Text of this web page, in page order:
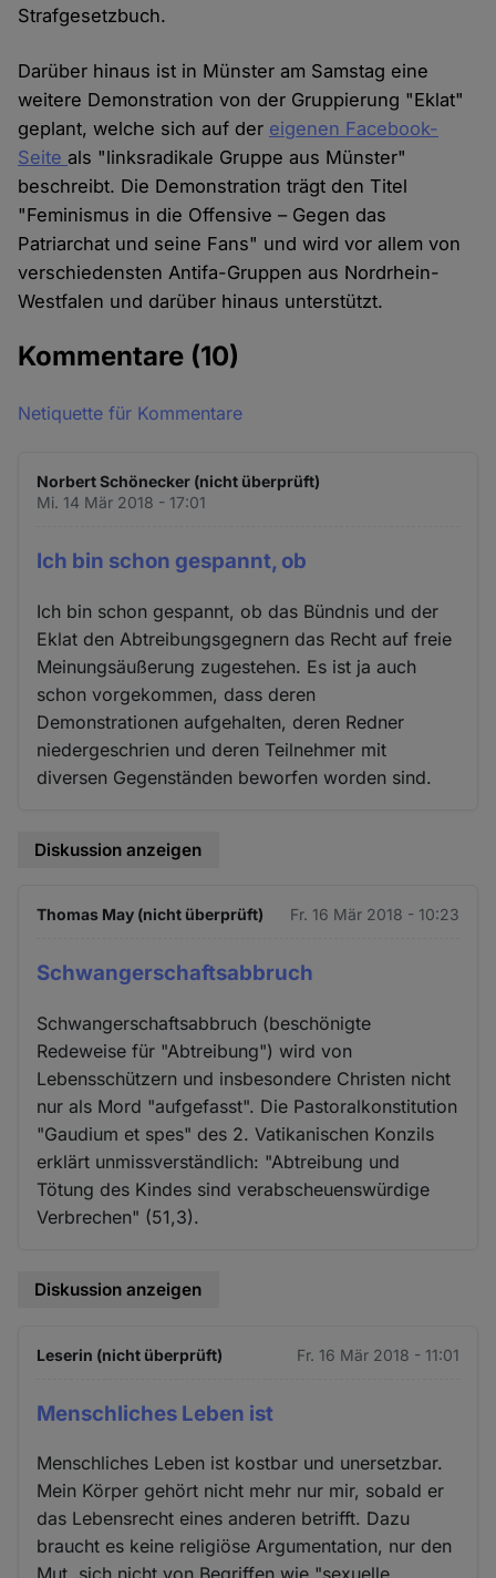
Strafgesetzbuch.
Darüber hinaus ist in Münster am Samstag eine
weitere Demonstration von der Gruppierung "Eklat"
geplant, welche sich auf der eigenen Facebook-
Seiteals "linksradikale Gruppe aus Münster"
beschreibt. Die Demonstration trägt den Titel
"Feminismus in die Offensive – Gegen das
Patriarchat und seine Fans" und wird vor allem von
verschiedensten Antifa-Gruppen aus Nordrhein-
Westfalen und darüber hinaus unterstützt.
Kommentare (10)
Netiquette für Kommentare
Norbert Schönecker (nicht überprüft)
Mi. 14 Mär 2018 - 17:01
Ich bin schon gespannt, ob
Ich bin schon gespannt, ob das Bündnis und der
Eklat den Abtreibungsgegnern das Recht auf freie
Meinungsäußerung zugestehen. Es ist ja auch
schon vorgekommen, dass deren
Demonstrationen aufgehalten, deren Redner
niedergeschrien und deren Teilnehmer mit
diversen Gegenständen beworfen worden sind.
Diskussion anzeigen
Thomas May (nicht überprüft) Fr. 16 Mär 2018 - 10:23
Schwangerschaftsabbruch
Schwangerschaftsabbruch (beschönigte
Redeweise für "Abtreibung") wird von
Lebensschützern und insbesondere Christen nicht
nur als Mord "aufgefasst". Die Pastoralkonstitution
"Gaudium et spes" des 2. Vatikanischen Konzils
erklärt unmissverständlich: "Abtreibung und
Tötung des Kindes sind verabscheuenswürdige
Verbrechen" (51,3).
Diskussion anzeigen
Leserin (nicht überprüft) Fr. 16 Mär 2018 - 11:01
Menschliches Leben ist
Menschliches Leben ist kostbar und unersetzbar.
Mein Körper gehört nicht mehr nur mir, sobald er
das Lebensrecht eines anderen betrifft. Dazu
braucht es keine religiöse Argumentation, nur den